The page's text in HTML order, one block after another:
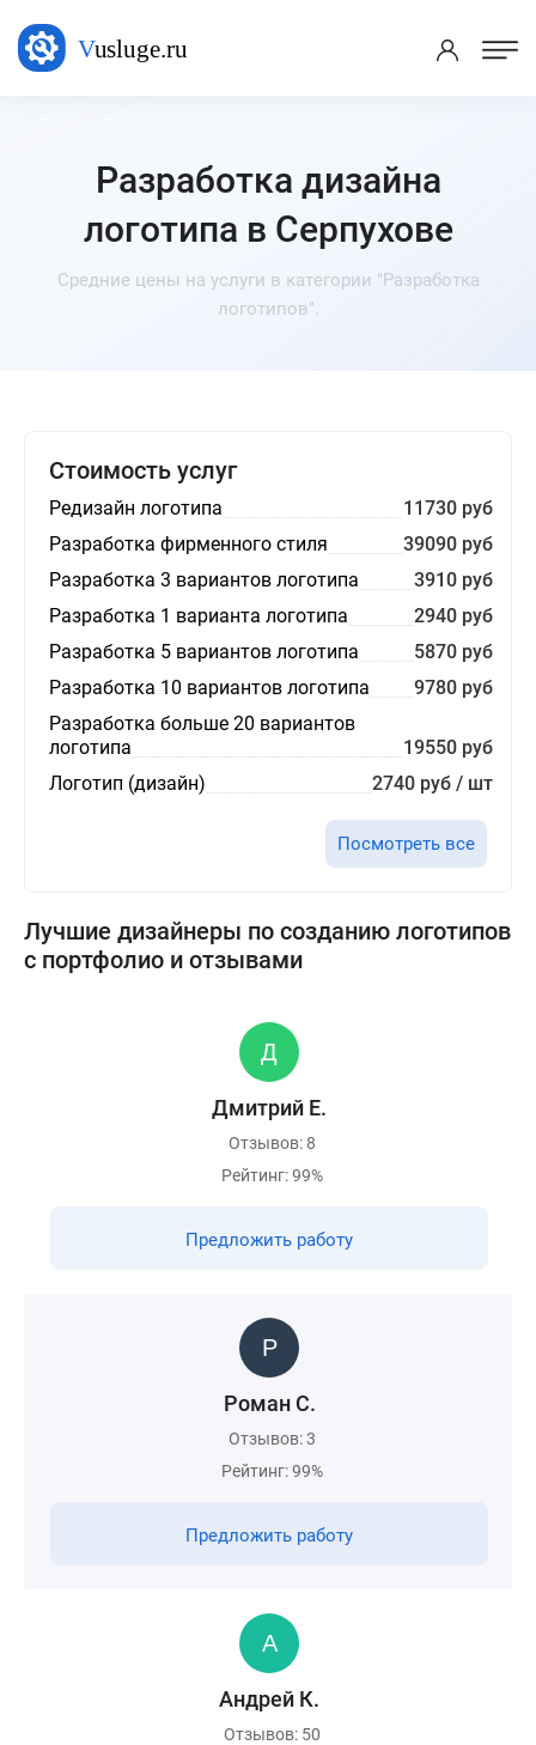
Разработка дизайна
логотипа в Серпухове
Средние цены на услуги в категории "Разработка
логотипов".
Стоимость услуг
Редизайн логотипа
11730 руб
Разработка фирменного стиля
39090 руб
Разработка 3 вариантов логотипа
3910 руб
Разработка 1 варианта логотипа
2940 руб
Разработка 5 вариантов логотипа
5870 руб
Разработка 10 вариантов логотипа
9780 руб
Разработка больше 20 вариантов
логотипа
19550 руб
Логотип (дизайн)
2740 руб / шт
Посмотреть все
Лучшие дизайнеры по созданию логотипов
с портфолио и отзывами
Дмитрий Е.
Отзывов: 8
Рейтинг: 99%
Предложить работу
Роман С.
Отзывов: 3
Рейтинг: 99%
Предложить работу
Андрей К.
Отзывов: 50